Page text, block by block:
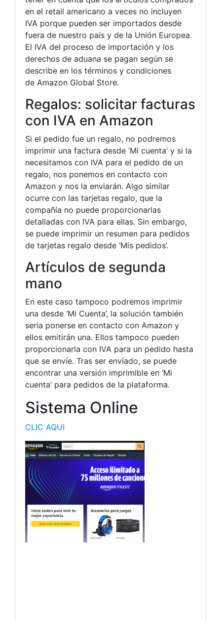
en el retail americano a veces no incluyen
IVA porque pueden ser importados desde
fuera de nuestro país y de la Unión Europea.
El IVA del proceso de importación y los
derechos de aduana se pagan según se
describe en los términos y condiciones
de Amazon Global Store.
Regalos: solicitar facturas
con IVA en Amazon
Si el pedido fue un regalo, no podremos
imprimir una factura desde ‘Mi cuenta’ y si la
necesitamos con IVA para el pedido de un
regalo, nos ponemos en contacto con
Amazon y nos la enviarán. Algo similar
ocurre con las tarjetas regalo, que la
compañía no puede proporcionarlas
detalladas con IVA para ellas. Sin embargo,
se puede imprimir un resumen para pedidos
de tarjetas regalo desde ‘Mis pedidos’.
Artículos de segunda
mano
En este caso tampoco podremos imprimir
una desde ‘Mi Cuenta’, la solución también
sería ponerse en contacto con Amazon y
ellos emitirán una. Ellos tampoco pueden
proporcionarla con IVA para un pedido hasta
que se envíe. Tras ser enviado, se puede
encontrar una versión imprimible en ‘Mi
cuenta’ para pedidos de la plataforma.
Sistema Online
CLIC AQUI